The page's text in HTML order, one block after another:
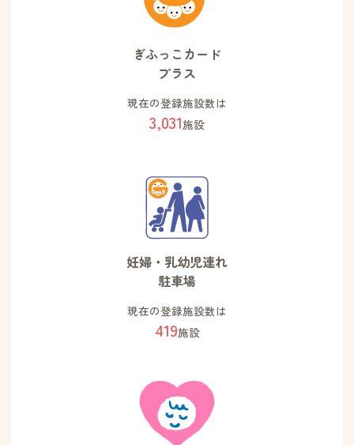
ぎふっこカード
プラス
現在の登録施設数は
3,031施設
妊婦・乳幼児連れ
駐車場
現在の登録施設数は
419施設